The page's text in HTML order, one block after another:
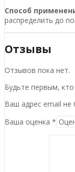
Способ
распределить до
Отзывы
Отзывов пока нет.
Будьте первым,
Ваш адрес email не
Ваша оценка *